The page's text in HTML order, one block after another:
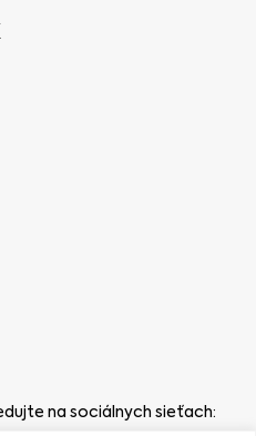
na sociálnych sieťach: